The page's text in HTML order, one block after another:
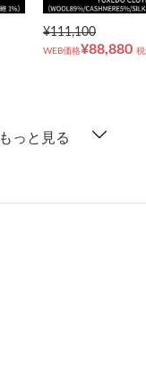
¥111,100
WEB価格¥88,880 税
もっと見る